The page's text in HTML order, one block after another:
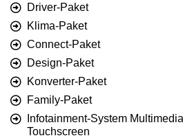
Driver-Paket
Klima-Paket
Connect-Paket
Design-Paket
Konverter-Paket
Family-Paket
Infotainment-System
Touchscreen